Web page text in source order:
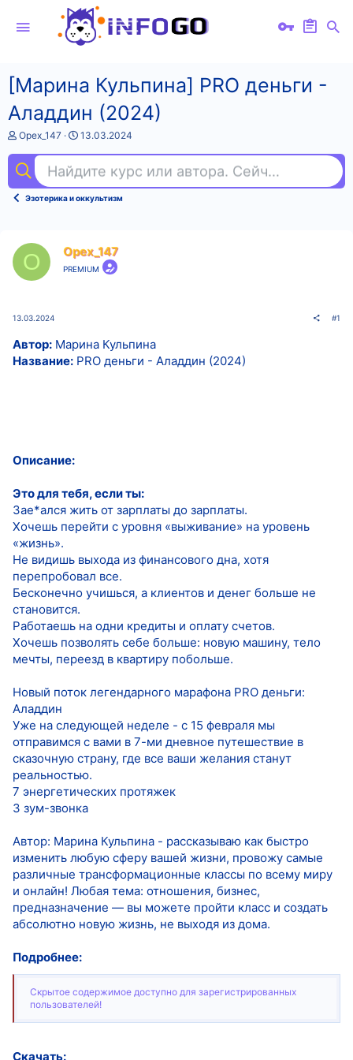
[Марина Кульпина] PRO деньги -
Аладдин (2024)
А
т
о
т
Opex_147
Д
а
н
а
а
13.03.2024
Найдите курс или автора. Сейчас ищут
Эзотерика и оккультизм
O Opex_147
PREMIUM
13.03.2024 #1
Автор: Марина Кульпина
Название: PRO деньги - Аладдин (2024)
Описание:
Это для тебя, если ты:
Зае*ался жить от зарплаты до зарплаты.
Хочешь перейти с уровня «выживание» на уровень
«жизнь».
Не видишь выхода из финансового дна, хотя
перепробовал все.
Бесконечно учишься, а клиентов и денег больше не
становится.
Работаешь на одни кредиты и оплату счетов.
Хочешь позволять себе больше: новую машину, тело
мечты, переезд в квартиру побольше.
Новый поток легендарного марафона PRO деньги:
Аладдин
Уже на следующей неделе - с 15 февраля мы
отправимся с вами в 7-ми дневное путешествие в
сказочную страну, где все ваши желания станут
реальностью.
7 энергетических протяжек
3 зум-звонка
Автор: Марина Кульпина - рассказываю как быстро
изменить любую сферу вашей жизни, провожу самые
различные трансформационные классы по всему миру
и онлайн! Любая тема: отношения, бизнес,
предназначение — вы можете пройти класс и создать
абсолютно новую жизнь, не выходя из дома.
Подробнее:
Скрытое содержимое доступно для зарегистрированных
пользователей!
Скачать: